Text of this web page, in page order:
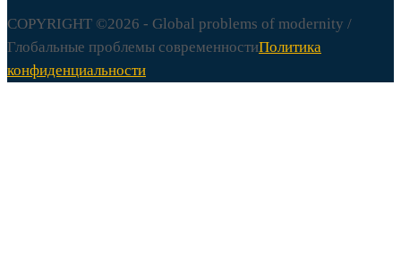
COPYRIGHT ©2026 - Global problems of modernity /
Глобальные проблемы современностиПолитика
конфиденциальности